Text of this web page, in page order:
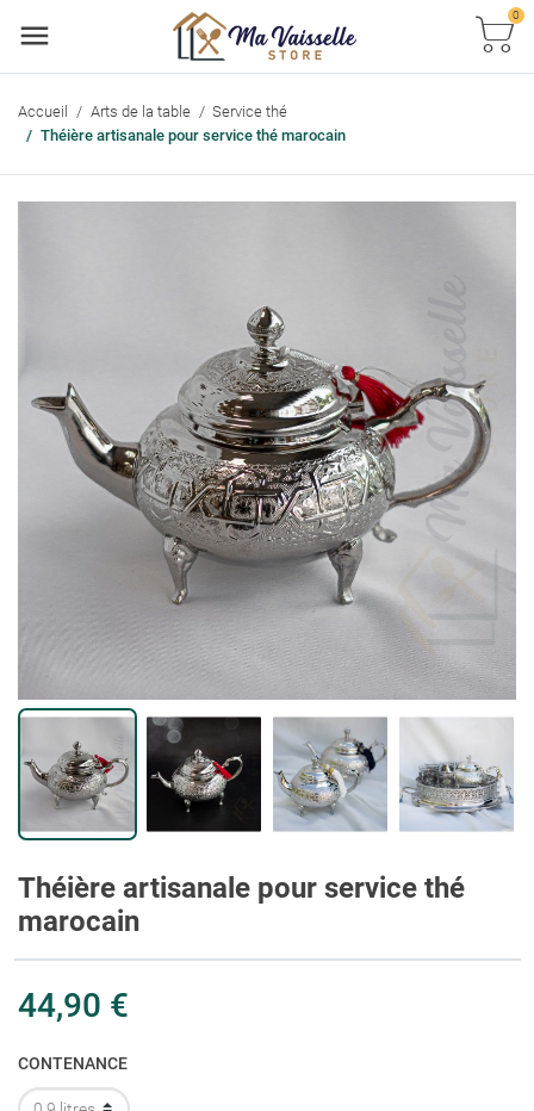
0
Accueil Arts de la table
Service thé
Théière artisanale pour service thé marocain
Théière artisanale pour service thé
marocain
44,90 €
CONTENANCE